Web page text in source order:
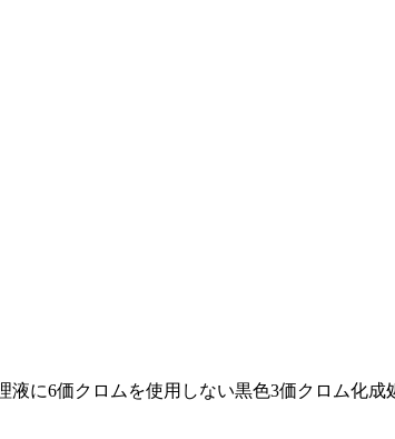
に6価クロムを使用しない黒色3価クロム化